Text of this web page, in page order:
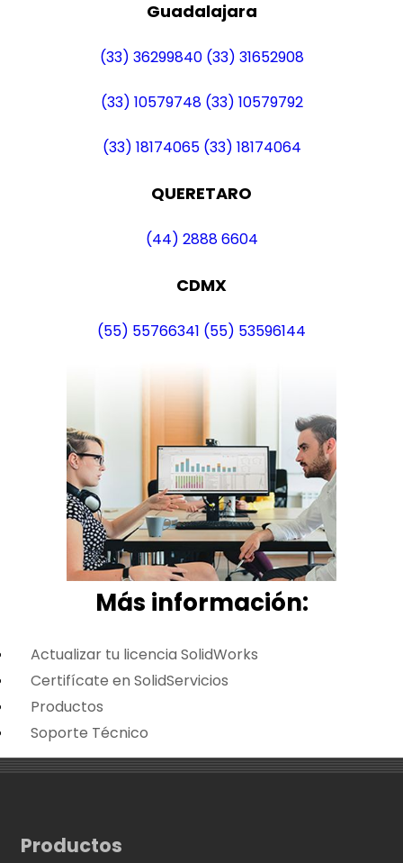
Guadalajara
(33) 36299840 (33) 31652908
(33) 10579748 (33) 10579792
(33) 18174065 (33) 18174064
QUERETARO
(44) 2888 6604
CDMX
(55) 55766341 (55) 53596144
Más información:
Actualizar tu licencia SolidWorks
Certifícate en SolidServicios
Productos
Soporte Técnico
Productos